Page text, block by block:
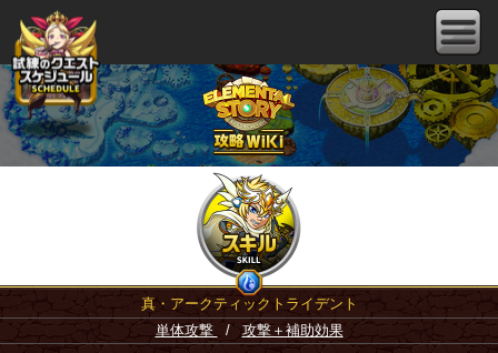
真・アークティックトライデント
単体攻撃
/ 攻撃＋補助効果